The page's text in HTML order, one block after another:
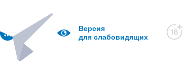
Версия
для слабовидящих